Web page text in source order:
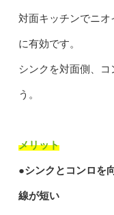
対面キッチンでニ
に有効です。
シンクを対面側、コ
う。
メリット
●シンクとコンロを
線が短い